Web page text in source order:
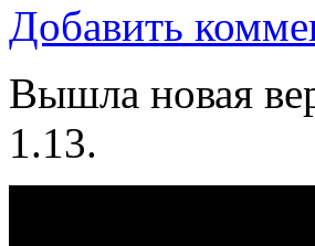
Добавить
Вышла новая
1.13.